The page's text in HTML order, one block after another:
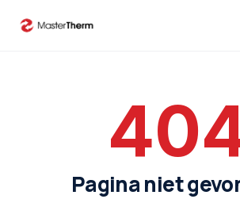
Pagina niet